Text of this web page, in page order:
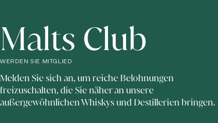
Malts Club
WERDEN SIE MITGLIED
Melden Sie sich an, um reiche Belohnungen
freizuschalten, die Sie näher an unsere
außergewöhnlichen Whiskys und Destillerien bringen.